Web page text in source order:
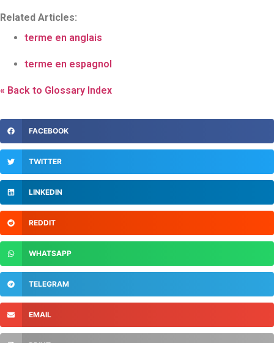
Related Articles:
terme en anglais
terme en espagnol
« Back to Glossary Index
FACEBOOK
TWITTER
LINKEDIN
REDDIT
WHATSAPP
TELEGRAM
EMAIL